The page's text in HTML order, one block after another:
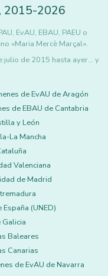
, 2015-2026
EvAU, EBAU, PAEU o
«Maria Mercè Marçal».
de 2015 hasta ayer... y
de EvAU de Aragón
de EBAU de Cantabria
y León
La Mancha
Valenciana
de Madrid
(UNED)
Galicia
Baleares
Canarias
de EvAU de Navarra